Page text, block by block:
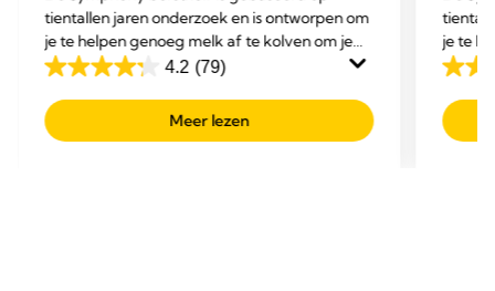
tientallen jaren onderzoek en is ontworpen om
je te helpen genoeg melk af te kolven om je
baby volledig met moedermelk te voeden.
4.2 (79)
4.2
van
de
Meer lezen
je te
baby
4.2
van
de